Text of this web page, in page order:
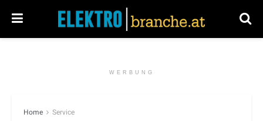
WERBUNG
Home Service